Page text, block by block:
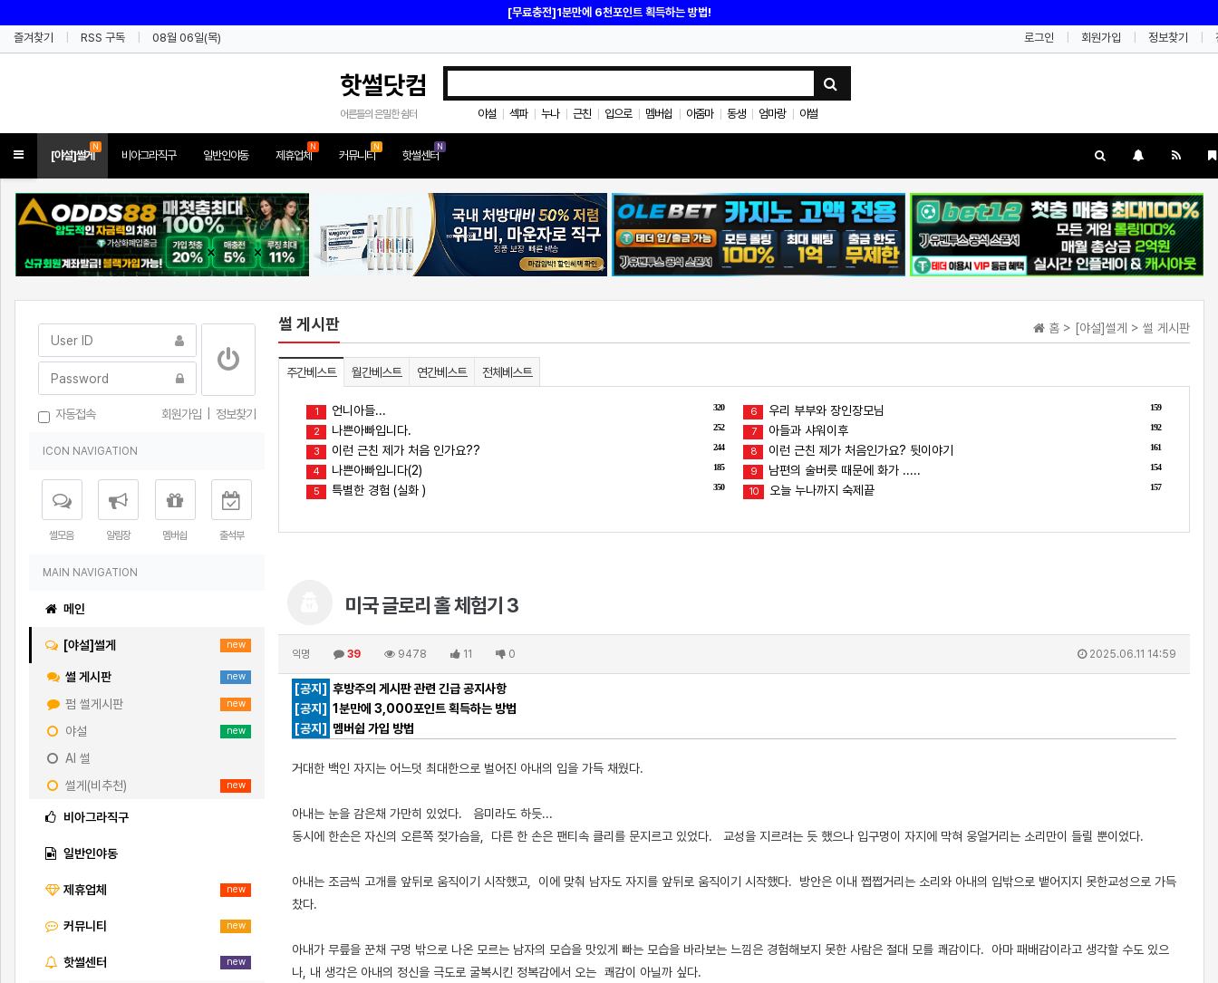
[무료충전]1분만에 6천포인트 획득하는 방법!
즐겨찾기
RSS 구독 08월 06일(목) 로그인 회원가입 정보찾기
핫썰닷컴
어른들의 은밀한 쉼터 야설 섹파 누나 근친 입으로 멤버쉽 아줌마 동생 엄마랑 야썰
Toggle[야설]썰게
N
비아그라직구 일반인야동 제휴업체
N
커뮤니티
N
핫썰센터
N
홈 > [야설]썰게 > 썰 게시판
썰 게시판
주간베스트 월간베스트 연간베스트 전체베스트
320
1 언니아들...
252
2 나쁜아빠입니다.
244
3 이런 근친 제가 처음 인가요??
185
4 나쁜아빠입니다(2)
350
5 특별한 경험 (실화 )
159
6 우리 부부와 장인장모님
192
7 아들과 샤워이후
161
8 이런 근친 제가 처음인가요? 뒷이야기
154
9 남편의 술버릇 때문에 화가 .....
157
10 오늘 누나까지 숙제끝
미국 글로리 홀 체험기 3
익명 39 9478 11 0 2025.06.11 14:59
[공지] 후방주의 게시판 관련 긴급 공지사항
[공지] 1분만에 3,000포인트 획득하는 방법
[공지]
멤버쉽 가입 방법
거대한 백인 자지는 어느덧 최대한으로 벌어진 아내의 입을 가득 채웠다.
아내는 눈을 감은채 가만히 있었다. 음미라도 하듯...
동시에 한손은 자신의 오른쪽 젖가슴을, 다른 한 손은 팬티속 클리를 문지르고 있었다. 교성을 지르려는 듯 했으나 입구멍이 자지에 막혀 웅얼거리는 소리만이 들릴 뿐이었다.
아내는 조금씩 고개를 앞뒤로 움직이기 시작했고, 이에 맞춰 남자도 자지를 앞뒤로 움직이기 시작했다. 방안은 이내 쩝쩝거리는 소리와 아내의 입밖으로 뱉어지지 못한교성으로 가득
찼다.
아내가 무릎을 꾼채 구멍 밖으로 나온 모르는 남자의 모습을 맛있게 빠는 모습을 바라보는 느낌은 경험해보지 못한 사람은 절대 모를 쾌감이다. 아마 패배감이라고 생각할 수도 있으
나, 내 생각은 아내의 정신을 극도로 굴복시킨 정복감에서 오는 쾌감이 아닐까 싶다.
자동접속 회원가입 정보찾기
ICON NAVIGATION
썰모음 알림장 멤버쉽 출석부
MAIN NAVIGATION
메인
[야설]썰게 new
new
썰 게시판
new
펌 썰게시판
new
야설
AI 썰
new
썰게(비추천)
비아그라직구
일반인야동
제휴업체 new
커뮤니티 new
핫썰센터 new